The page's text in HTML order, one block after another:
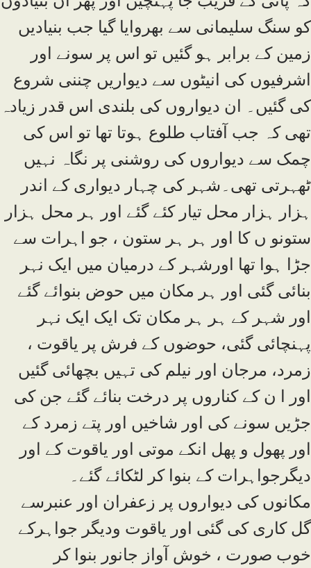
کو سنگ سلیمانی سے بھروایا گیا جب بنیادیں
زمین کے برابر ہو گئیں تو اس پر سونے اور
اشرفیوں کی انیٹوں سے دیواریں چننی شروع
کی گئیں۔ ان دیواروں کی بلندی اس قدر زیادہ
تھی کہ جب آفتاب طلوع ہوتا تھا تو اس کی
چمک سے دیواروں کی روشنی پر نگاہ نہیں
ٹھہرتی تھی۔شہر کی چہار دیواری کے اندر
ہزار ہزار محل تیار کئے گئے اور ہر محل ہزار
ستونو ں کا اور ہر ہر ستون ، جو اہرات سے
جڑا ہوا تھا اورشہر کے درمیان میں ایک نہر
بنائی گئی اور ہر مکان میں حوض بنوائے گئے
اور شہر کے ہر ہر مکان تک ایک ایک نہر
پہنچائی گئی، حوضوں کے فرش پر یاقوت ،
زمرد، مرجان اور نیلم کی تہیں بچھائی گئیں
اور ا ن کے کناروں پر درخت بنائے گئے جن کی
جڑیں سونے کی اور شاخیں اور پتے زمرد کے
اور پھول و پھل انکے موتی اور یاقوت کے اور
دیگرجواہرات کے بنوا کر لٹکائے گئے۔
مکانوں کی دیواروں پر زعفران اور عنبرسے
گل کاری کی گئی اور یاقوت ودیگر جواہرکے
خوب صورت ، خوش آواز جانور بنوا کر